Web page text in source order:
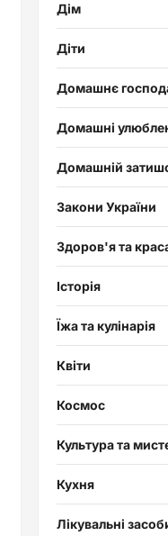
Дім
Діти
Домашнє
Домашні
Домашній
Закони України
Здоров'я та
Історія
Їжа та кулінарія
Квіти
Космос
Культура та
Кухня
Лікувальні